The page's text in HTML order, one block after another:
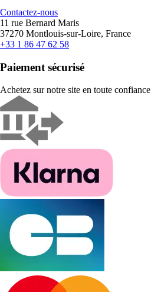
Contactez-nous
11 rue Bernard Maris
37270 Montlouis-sur-Loire, France
+33 1 86 47 62 58
Paiement sécurisé
Achetez sur notre site en toute confiance